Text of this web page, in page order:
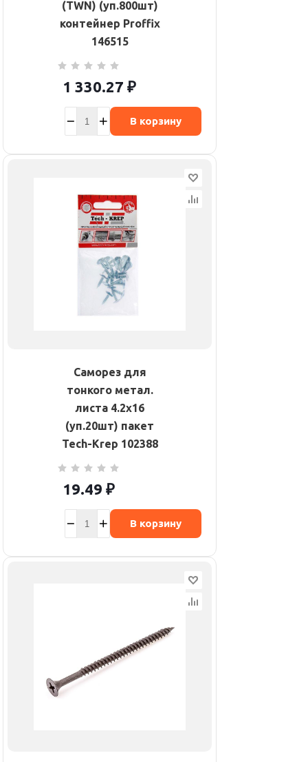
(TWN) (уп.800шт)
контейнер Proffix
146515
1 330.27 ₽
В корзину
Саморез для
тонкого метал.
листа 4.2х16
(уп.20шт) пакет
Tech-Krep 102388
19.49 ₽
В корзину